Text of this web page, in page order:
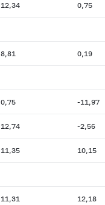
12,34 0,75
8,81 0,19
0,75 -11,97
12,74 -2,56
11,35 10,15
11,31 12,18